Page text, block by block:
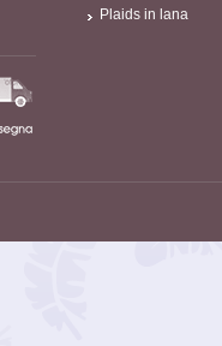
Plaids in lana